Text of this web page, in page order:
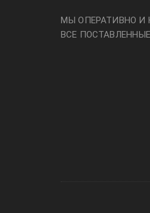
МЫ ОПЕРАТИВНО И
ВСЕ